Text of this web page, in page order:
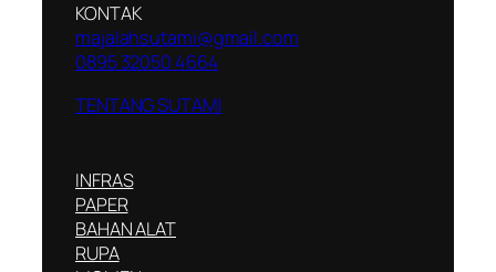
KONTAK
majalahsutami@gmail.com
0895 32050 4664
TENTANG SUTAMI
INFRAS
PAPER
BAHAN ALAT
RUPA